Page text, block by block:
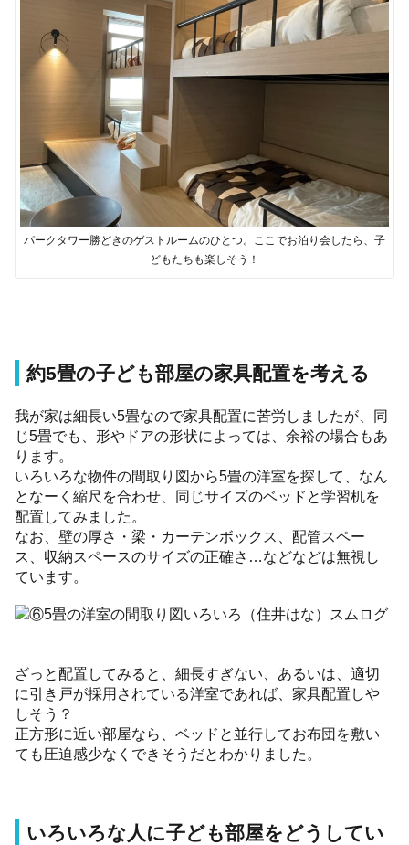
パークタワー勝どきのゲストルームのひとつ。ここでお泊り会したら、子
どもたちも楽しそう！
約5畳の子ども部屋の家具配置を考える
我が家は細長い5畳なので家具配置に苦労しましたが、同
じ5畳でも、形やドアの形状によっては、余裕の場合もあ
ります。
いろいろな物件の間取り図から5畳の洋室を探して、なん
となーく縮尺を合わせ、同じサイズのベッドと学習机を
配置してみました。
なお、壁の厚さ・梁・カーテンボックス、配管スペー
ス、収納スペースのサイズの正確さ…などなどは無視し
ています。
ざっと配置してみると、細長すぎない、あるいは、適切
に引き戸が採用されている洋室であれば、家具配置しや
しそう？
正方形に近い部屋なら、ベッドと並行してお布団を敷い
ても圧迫感少なくできそうだとわかりました。
いろいろな人に子ども部屋をどうしてい